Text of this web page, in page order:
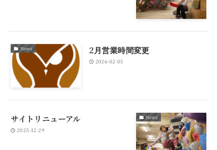
News 2月営業時間変更
2026-02-05
News
サイトリニューアル
2025-12-29